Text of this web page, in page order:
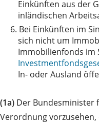
Einkünften aus der
inländischen
6. Bei Einkünften im
sich nicht um
Immobilienfonds im
In- oder Ausland
(1a) Der Bundesminister
Verordnung